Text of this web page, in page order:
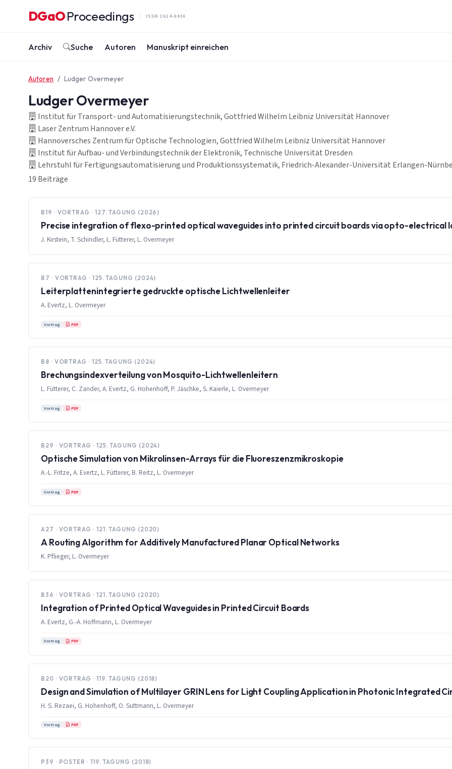
DGaO·Proceedings ISSN 1614-8436
Archiv Suche Autoren Manuskript einreichen
Autoren Ludger Overmeyer
Ludger Overmeyer
Institut für Transport- und Automatisierungstechnik, Gottfried Wilhelm Leibniz Universität Hannover
Laser Zentrum Hannover e.V.
Hannoversches Zentrum für Optische Technologien, Gottfried Wilhelm Leibniz Universität Hannover
Institut für Aufbau- und Verbindungstechnik der Elektronik, Technische Universität Dresden
Lehrstuhl für Fertigungsautomatisierung und Produktionssystematik, Friedrich-Alexander-Universität Erlangen-
19 Beiträge
B19 · VORTRAG · 127. TAGUNG (2026)
Precise integration of flexo-printed optical waveguides into printed circuit boards via opto-electrical
J. Kirstein, T. Schindler, L. Fütterer, L. Overmeyer
B7 · VORTRAG · 125. TAGUNG (2024)
Leiterplattenintegrierte gedruckte optische Lichtwellenleiter
A. Evertz, L. Overmeyer
Vortrag PDF
B8 · VORTRAG · 125. TAGUNG (2024)
Brechungsindexverteilung von Mosquito-Lichtwellenleitern
L. Fütterer, C. Zander, A. Evertz, G. Hohenhoff, P. Jäschke, S. Kaierle, L. Overmeyer
Vortrag PDF
B29 · VORTRAG · 125. TAGUNG (2024)
Optische Simulation von Mikrolinsen-Arrays für die Fluoreszenzmikroskopie
A.-L. Fritze, A. Evertz, L. Fütterer, B. Reitz, L. Overmeyer
Vortrag PDF
A27 · VORTRAG · 121. TAGUNG (2020)
A Routing Algorithm for Additively Manufactured Planar Optical Networks
K. Pflieger, L. Overmeyer
B36 · VORTRAG · 121. TAGUNG (2020)
Integration of Printed Optical Waveguides in Printed Circuit Boards
A. Evertz, G.-A. Hoffmann, L. Overmeyer
Vortrag PDF
B20 · VORTRAG · 119. TAGUNG (2018)
Design and Simulation of Multilayer GRIN Lens for Light Coupling Application in Photonic Integrated
H. S. Rezaei, G. Hohenhoff, O. Suttmann, L. Overmeyer
Vortrag PDF
P39 · POSTER · 119. TAGUNG (2018)